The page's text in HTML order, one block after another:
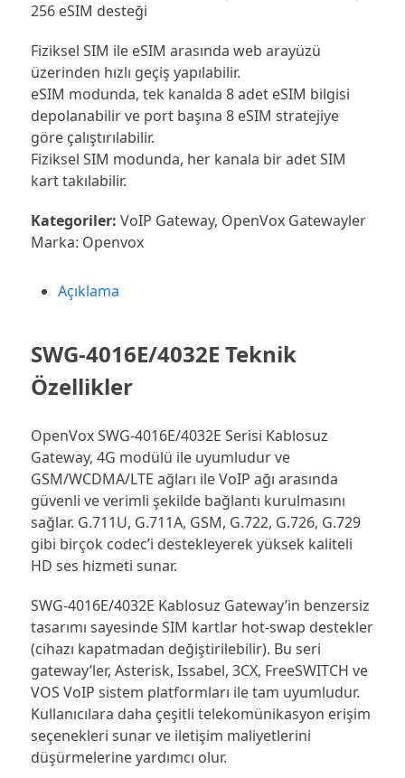
256 eSIM desteği
Fiziksel SIM ile eSIM arasında web arayüzü
üzerinden hızlı geçiş yapılabilir.
eSIM modunda, tek kanalda 8 adet eSIM bilgisi
depolanabilir ve port başına 8 eSIM stratejiye
göre çalıştırılabilir.
Fiziksel SIM modunda, her kanala bir adet SIM
kart takılabilir.
Kategoriler: VoIP Gateway, OpenVox Gatewayler
Marka: Openvox
Açıklama
SWG-4016E/4032E Teknik
Özellikler
OpenVox SWG-4016E/4032E Serisi Kablosuz
Gateway, 4G modülü ile uyumludur ve
GSM/WCDMA/LTE ağları ile VoIP ağı arasında
güvenli ve verimli şekilde bağlantı kurulmasını
sağlar. G.711U, G.711A, GSM, G.722, G.726, G.729
gibi birçok codec’i destekleyerek yüksek kaliteli
HD ses hizmeti sunar.
SWG-4016E/4032E Kablosuz Gateway’in benzersiz
tasarımı sayesinde SIM kartlar hot-swap destekler
(cihazı kapatmadan değiştirilebilir). Bu seri
gateway’ler, Asterisk, Issabel, 3CX, FreeSWITCH ve
VOS VoIP sistem platformları ile tam uyumludur.
Kullanıcılara daha çeşitli telekomünikasyon erişim
seçenekleri sunar ve iletişim maliyetlerini
düşürmelerine yardımcı olur.